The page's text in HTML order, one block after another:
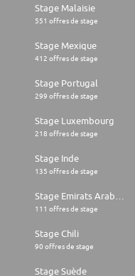
Stage Malaisie
551 offres de stage
Stage Mexique
412 offres de stage
Stage Portugal
299 offres de stage
Stage Luxembourg
218 offres de stage
Stage Inde
135 offres de stage
111 offres de stage
Stage Chili
90 offres de stage
Stage Suède